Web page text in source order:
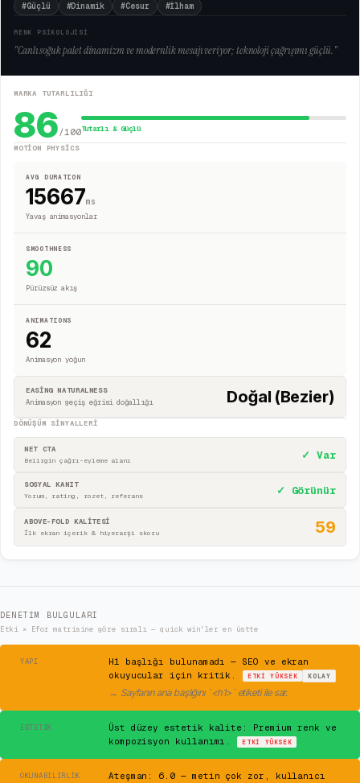
#Güçlü #Dinamik #Cesur #İlham
RENK PSİKOLOJİSİ
"Canlı soğuk palet dinamizm ve modernlik mesajı veriyor; teknoloji çağrışımı güçlü."
MARKA TUTARLILIĞI
86/100Tutarlı & Güçlü
MOTION PHYSICS
AVG DURATION
15667ms
Yavaş animasyonlar
SMOOTHNESS
90
Pürüzsüz akış
ANIMATIONS
62
Animasyon yoğun
EASING NATURALNESS
Animasyon geçiş eğrisi doğallığı
Doğal (Bezier)
DÖNÜŞÜM SINYALLERI
NET CTA
Belirgin çağrı-eyleme alanı ✓ Var
SOSYAL KANIT
Yorum, rating, rozet, referans ✓ Görünür
ABOVE-FOLD KALİTESİ
İlk ekran içerik & hiyerarşi skoru 59
DENETIM BULGULARI
Etki × Efor matrisine göre sıralı — quick win'ler en üstte
YAPI
H1 başlığı bulunamadı — SEO ve ekran
okuyucular için kritik.
ETKIYÜKSEK KOLAY
→ Sayfanın ana başlığını `<h1>` etiketi ile sar.
ESTETIK
Üst düzey estetik kalite: Premium renk ve
kompozisyon kullanımı.
ETKI YÜKSEK
OKUNABILIRLIK
Ateşman: 6.0 — metin çok zor, kullanıcı